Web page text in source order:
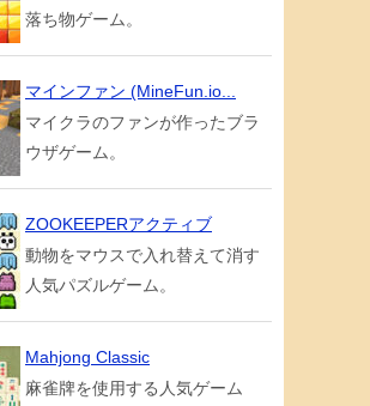
落ち物ゲーム。
マインファン (MineFun.io...
マイクラのファンが作ったブラ
ウザゲーム。
ZOOKEEPERアクティブ
動物をマウスで入れ替えて消す
人気パズルゲーム。
Mahjong Classic
麻雀牌を使用する人気ゲーム